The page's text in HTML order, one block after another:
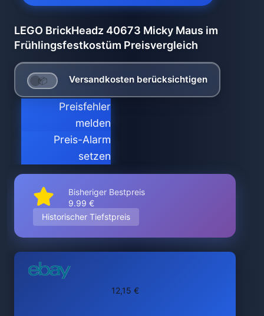
LEGO BrickHeadz 40673 Micky Maus im
Frühlingsfestkostüm Preisvergleich
Versandkosten berücksichtigen
Preisfehler
melden
Preis-Alarm
setzen
Bisheriger Bestpreis
9.99 €
Historischer Tiefstpreis
12,15 €